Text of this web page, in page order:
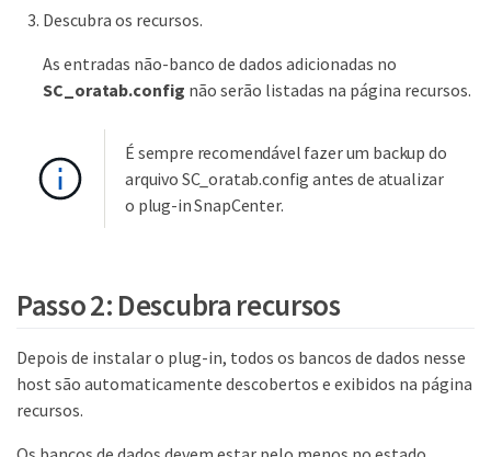
Descubra os recursos.
As entradas não-banco de dados adicionadas no
SC_oratab.config não serão listadas na página recursos.
É sempre recomendável fazer um backup do
arquivo SC_oratab.config antes de atualizar
o plug-in SnapCenter.
Passo 2: Descubra recursos
Depois de instalar o plug-in, todos os bancos de dados nesse
host são automaticamente descobertos e exibidos na página
recursos.